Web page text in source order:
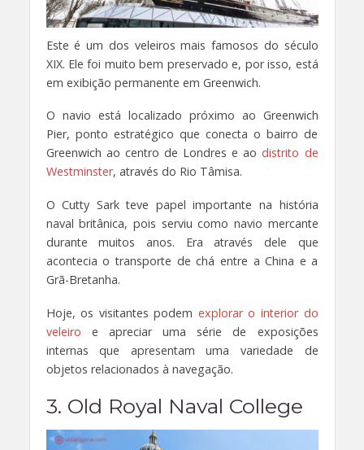
Este é um dos veleiros mais famosos do século
XIX. Ele foi muito bem preservado e, por isso, está
em exibição permanente em Greenwich.
O navio está localizado próximo ao Greenwich
Pier, ponto estratégico que conecta o bairro de
Greenwich ao centro de Londres e aodistrito de
Westminster, através do Rio Tâmisa.
O Cutty Sark teve papel importante na história
naval britânica, pois serviu como navio mercante
durante muitos anos. Era através dele que
acontecia o transporte de chá entre a China e a
Grã-Bretanha.
Hoje, os visitantes podem explorar o interior do
veleiro e apreciar uma série de exposições
internas que apresentam uma variedade de
objetos relacionados à navegação.
3. Old Royal Naval College